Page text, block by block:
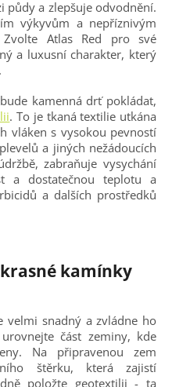
půdy a zlepšuje odvodnění.
výkyvům a nepříznivým
Zvolte Atlas Red pro své
a luxusní charakter, který
kamenná drť pokládat,
. To je tkaná textilie utkána
vláken s vysokou pevností
a jiných nežádoucích
zabraňuje vysychání
a dostatečnou teplotu a
a dalších prostředků
kamínky
velmi snadný a zvládne ho
část zeminy, kde
Na připravenou zem
štěrku, která zajistí
položte geotextilii - ta